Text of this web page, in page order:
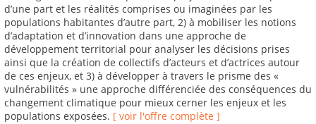
d’une part et les réalités comprises ou imaginées par les
populations habitantes d’autre part, 2) à mobiliser les notions
d’adaptation et d’innovation dans une approche de
développement territorial pour analyser les décisions prises
ainsi que la création de collectifs d’acteurs et d’actrices autour
de ces enjeux, et 3) à développer à travers le prisme des «
vulnérabilités » une approche différenciée des conséquences du
changement climatique pour mieux cerner les enjeux et les
populations exposées. [ voir l'offre complète ]